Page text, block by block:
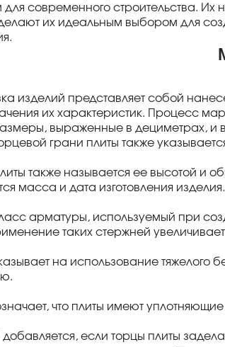
современного строительства.
их идеальным выбором для
изделий представляет собой
их характеристик. Процесс
выраженные в дециметрах, и
грани плиты также
также называется ее высотой и
масса и дата изготовления изделия.
арматуры, используемый при
таких стержней
на использование тяжелого
что плиты имеют
добавляется, если торцы плиты